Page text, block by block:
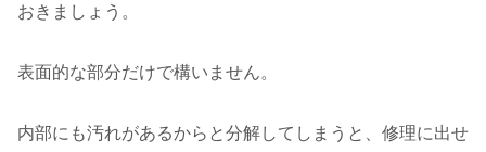
おきましょう。
表面的な部分だけで構いません。
内部にも汚れがあるからと分解してしまうと、修理に出せ